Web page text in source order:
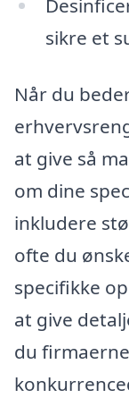
sikre et
Når du
at give så
om dine
inkludere
ofte du
specifikke
at give
du